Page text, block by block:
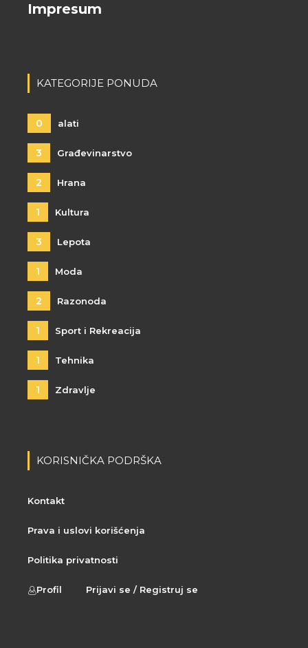
Impresum
KATEGORIJE PONUDA
0 alati
3 Građevinarstvo
2 Hrana
1 Kultura
3 Lepota
1 Moda
2 Razonoda
1 Sport i Rekreacija
1 Tehnika
1 Zdravlje
KORISNIČKA PODRŠKA
Kontakt
Prava i uslovi korišćenja
Politika privatnosti
Profil Prijavi se / Registruj se